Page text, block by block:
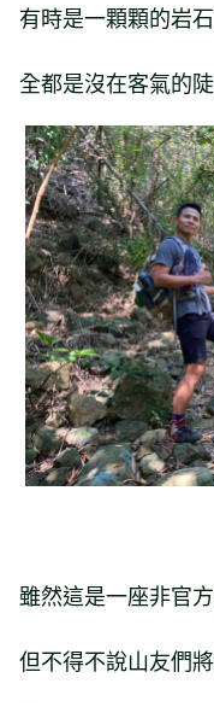
有時是一顆顆的岩
全都是沒在客氣的
雖然這是一座非官
但不得不說山友們